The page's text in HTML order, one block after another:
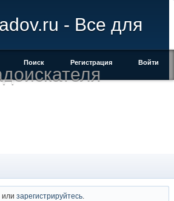
- Все для
Поиск Регистрация Войти
илизарегистрируйтесь